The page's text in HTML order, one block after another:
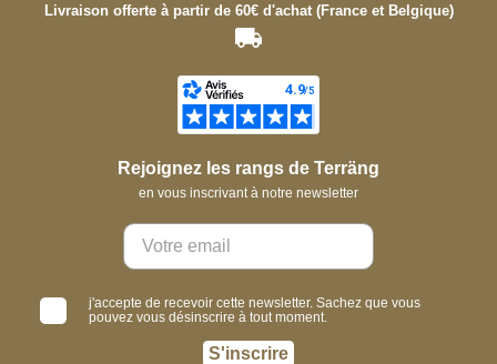
Livraison offerte à partir de 60€ d'achat (France et Belgique)
Rejoignez les rangs de Terräng
en vous inscrivant à notre newsletter
j'accepte de recevoir cette newsletter. Sachez que vous
pouvez vous désinscrire à tout moment.
S'inscrire